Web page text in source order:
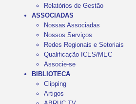
Relatórios de Gestão
ASSOCIADAS
Nossas Associadas
Nossos Serviços
Redes Regionais e Setoriais
Qualificação ICES/MEC
Associe-se
BIBLIOTECA
Clipping
Artigos